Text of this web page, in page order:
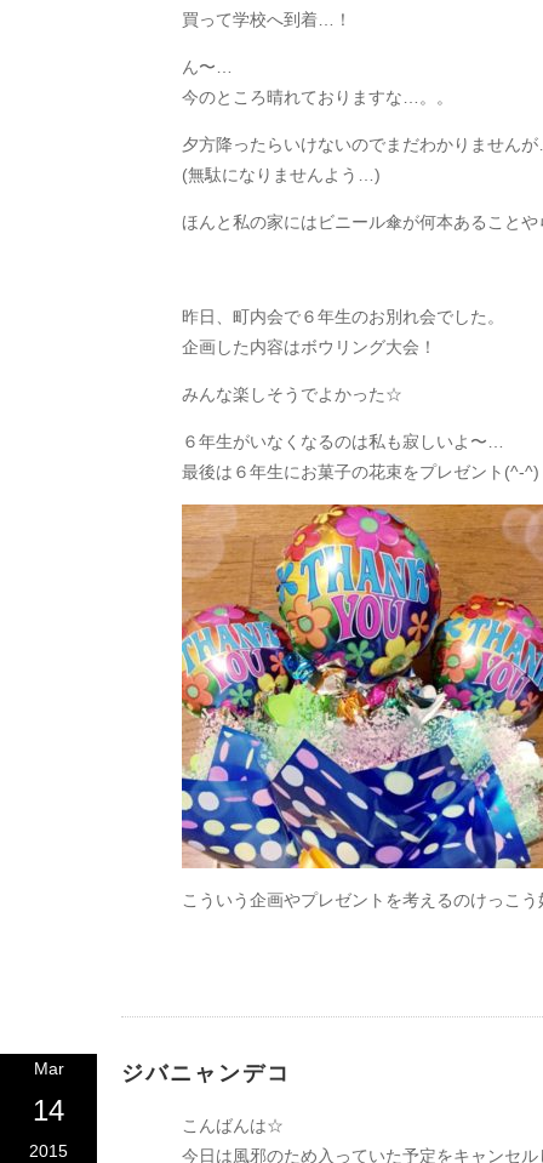
買って学校へ到着…！
ん〜…
今のところ晴れておりますな…。。
夕方降ったらいけないのでまだわかりません
(無駄になりませんよう…)
ほんと私の家にはビニール傘が何本あること
昨日、町内会で６年生のお別れ会でした。
企画した内容はボウリング大会！
みんな楽しそうでよかった☆
６年生がいなくなるのは私も寂しいよ〜…
最後は６年生にお菓子の花束をプレゼント(^-^)
こういう企画やプレゼントを考えるのけっこ
Mar
14
2015
ジバニャンデコ
こんばんは☆
今日は風邪のため入っていた予定をキャンセ